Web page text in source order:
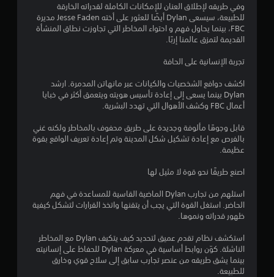
وفي طريقه لإطلاق العنان للإمكانات الكاملة لقدراته الخارقة
للطبيعة، سيسعى Dylan أيضًا للعثور على أخته Jesse Faden مديرة
FBC، بينما يحاول فهم و احتواء المخاطر التي تجاوزت نطاق المنشأة
القديمة لتمزق عالمنا إربًا.
تجربة الإنسانية على الحافة
اكشف دوافع الشخصيات والكيانات عبر مانهاتن المدمرة. ارشد
Dylan بينما يسعى إلى إعادة تأسيس هويته ويتعمق أكثر في خبايا
أعمال FBC وكشف الأهوال التي تهدد البشرية.
قابل وجوهًا مألوفة وجديدة على طريق محفوف بالمخاطر ولكنه غني
بالفرص مع إعادة تشكيل شكل المدينة وتم إعادة تعريف الواقع بقوة
عظيمة.
اصنع طريقًا نحو قوة لا مثيل لها
استلهم من تجارب Dylan الماضية القاسية للمساعدة في فهم
الحاضر. استغل القوة التي يجب أن يتقنها واتخذ القرارات لتشكل كيفية
ظهور قدراته ونموها.
استكشف نظام تقدم عميق لتحديد كيف يتكيف Dylan مع المخاطر
الناشئة. كوّن روابط أساسية في معركة Dylan للحفاظ على إنسانيته
بينما يشق طريقه من عنصر تجارب سابق إلى سلاح قوي وخارق
للطبيعة.